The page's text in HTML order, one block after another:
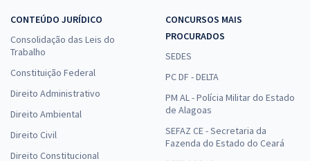
CONTEÚDO JURÍDICO
Consolidação das Leis do
Trabalho
Constituição Federal
Direito Administrativo
Direito Ambiental
Direito Civil
Direito Constitucional
CONCURSOS MAIS
PROCURADOS
SEDES
PC DF - DELTA
PM AL - Polícia Militar do Estado
de Alagoas
SEFAZ CE - Secretaria da
Fazenda do Estado do Ceará